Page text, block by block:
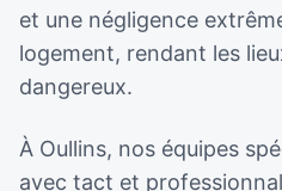
et une négligence
logement, rendant les
dangereux.
À Oullins, nos équipes
avec tact et